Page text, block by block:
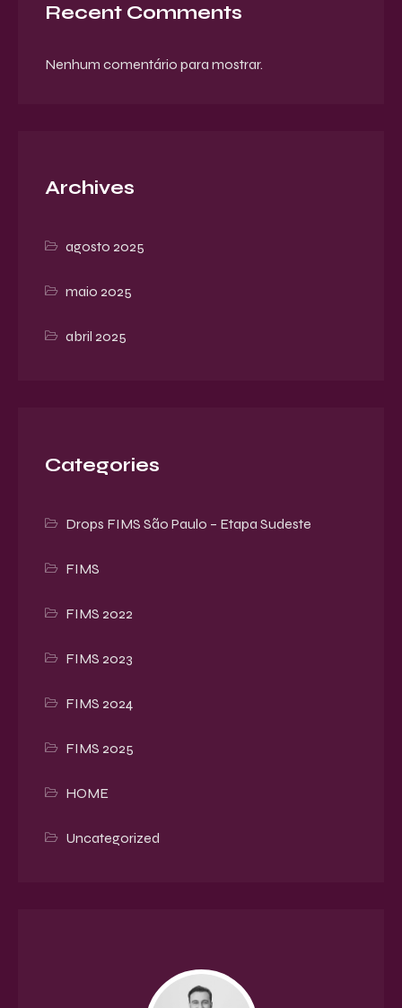
Recent Comments
Nenhum comentário para mostrar.
Archives
agosto 2025
maio 2025
abril 2025
Categories
Drops FIMS São Paulo – Etapa Sudeste
FIMS
FIMS 2022
FIMS 2023
FIMS 2024
FIMS 2025
HOME
Uncategorized